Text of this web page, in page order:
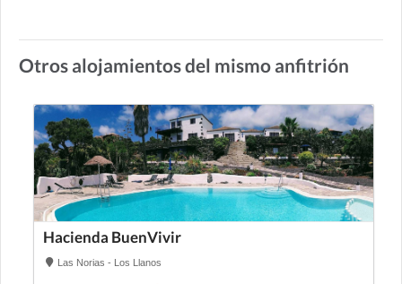
Otros alojamientos del mismo anfitrión
Hacienda BuenVivir
Las Norias - Los Llanos